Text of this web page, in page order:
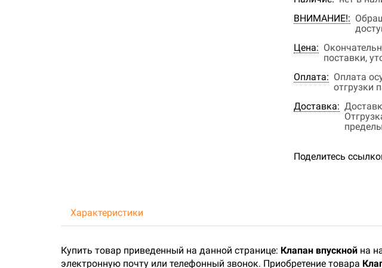
ВНИМАНИЕ!:
Цена:
поставки,
Оплата: Оплата
отгрузки
Доставка:
Поделитесь
Характеристики
Купить товар приведенный на данной странице: Клапан впускной на
электронную почту или телефонный звонок. Приобретение товара